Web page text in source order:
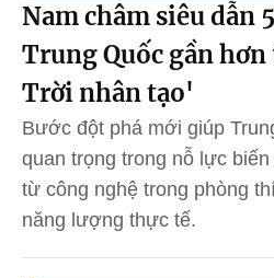
Nam châm siêu dẫn
Trung Quốc gần
Trời nhân tạo'
Bước đột phá mới giúp
quan trọng trong nỗ lực
từ công nghệ trong phòng
năng lượng thực tế.